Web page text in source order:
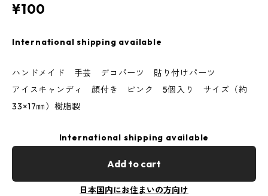
¥100
International shipping available
ハンドメイド 手芸 デコパーツ 貼り付けパーツ
アイスキャンディ 顔付き ピンク 5個入り サイズ（約
33×17㎜）樹脂製
International shipping available
Add to cart
日本国内にお住まいの方向け